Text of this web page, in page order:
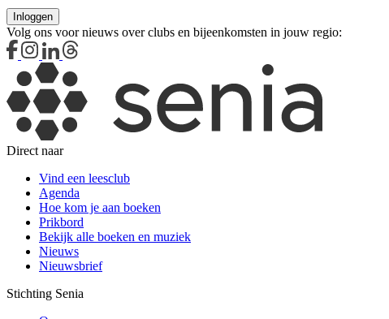
Inloggen
Volg ons voor nieuws over clubs en bijeenkomsten in jouw regio:
Direct naar
Vind een leesclub
Agenda
Hoe kom je aan boeken
Prikbord
Bekijk alle boeken en muziek
Nieuws
Nieuwsbrief
Stichting Senia